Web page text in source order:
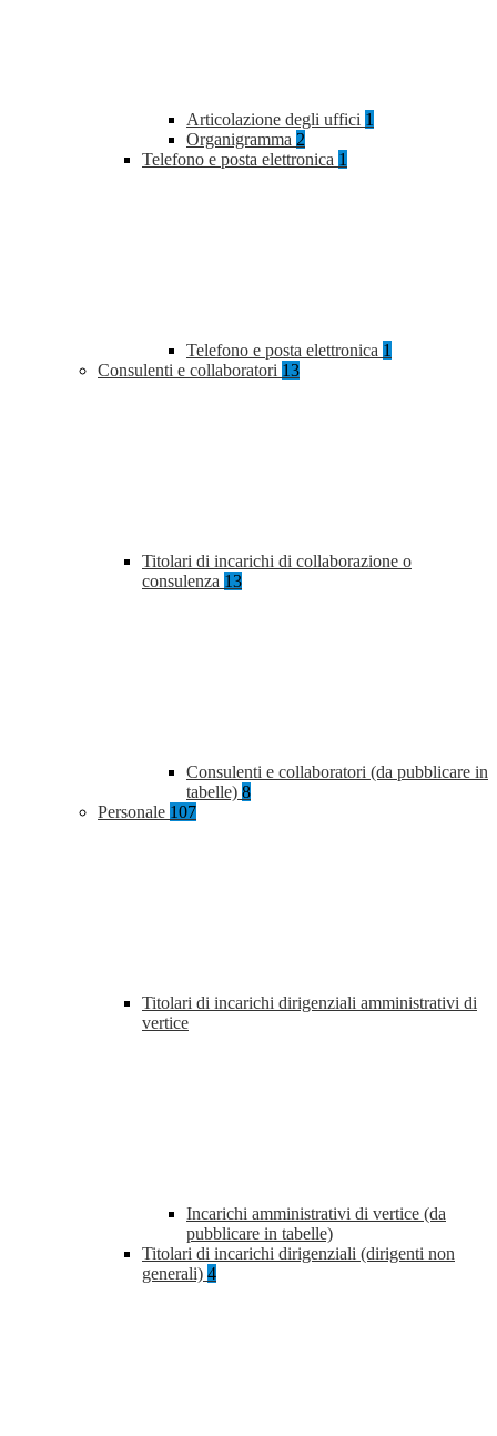
Articolazione degli uffici 1
Organigramma 2
Telefono e posta elettronica 1
Telefono e posta elettronica 1
Consulenti e collaboratori 13
Titolari di incarichi di collaborazione o
consulenza 13
Consulenti e collaboratori (da pubblicare in
tabelle) 8
Personale 107
Titolari di incarichi dirigenziali amministrativi di
vertice
Incarichi amministrativi di vertice (da
pubblicare in tabelle)
Titolari di incarichi dirigenziali (dirigenti non
generali) 4